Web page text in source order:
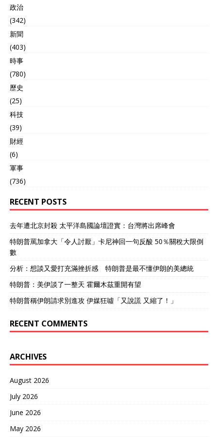
政治
(342)
新聞
(403)
時事
(780)
歷史
(25)
科技
(39)
財經
(6)
軍事
(736)
RECENT POSTS
去年遭北京封殺 太平洋島國論壇證實：台灣將出席峰會
特朗普罵加拿大「令人討厭」卡尼神回一句反酸 50％關稅大限倒
數
分析：想談又愛打充滿挫折感 特朗普是最不懂伊朗的美總統
特朗普：美伊談了一整天 霍爾木茲重開有望
特朗普稱伊朗請求別進攻 伊媒狂噓「又說謊 又縮了！」
RECENT COMMENTS
ARCHIVES
August 2026
July 2026
June 2026
May 2026